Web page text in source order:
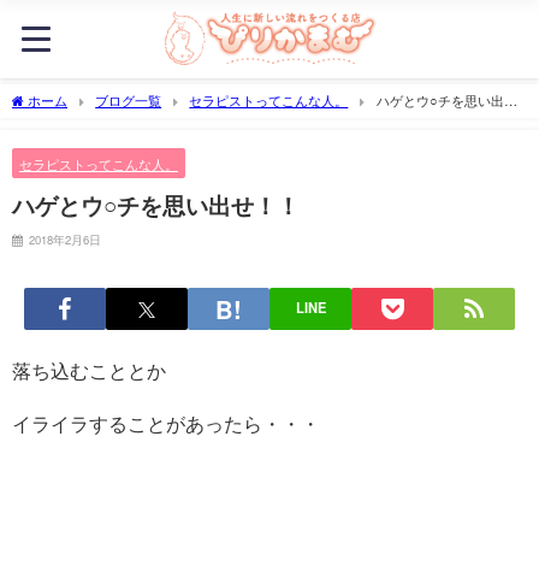
ホーム ブログ一覧 セラピストってこんな人。
ハゲとウ○チを思い出
セラピストってこんな人。
ハゲとウ○チを思い出せ！！
2018年2月6日
LINE
落ち込むこととか
イライラすることがあったら・・・